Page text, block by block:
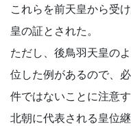
これらを前天皇から受
皇の証とされた。
ただし、後鳥羽天皇の
位した例があるので、
件ではないことに注意す
北朝に代表される皇位